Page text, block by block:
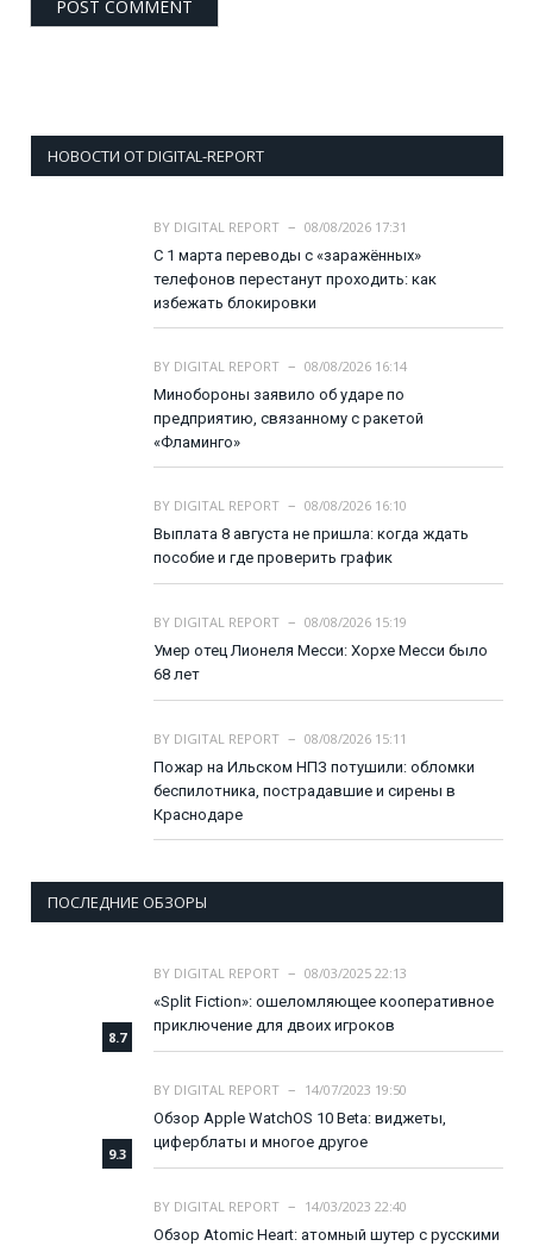
НОВОСТИ ОТ DIGITAL-REPORT
BY DIGITAL REPORT
08/08/2026 17:31
С 1 марта переводы с «заражённых»
телефонов перестанут проходить: как
избежать блокировки
BY DIGITAL REPORT
08/08/2026 16:14
Минобороны заявило об ударе по
предприятию, связанному с ракетой
«Фламинго»
BY DIGITAL REPORT
08/08/2026 16:10
Выплата 8 августа не пришла: когда ждать
пособие и где проверить график
BY DIGITAL REPORT
08/08/2026 15:19
Умер отец Лионеля Месси: Хорхе Месси было
68 лет
BY DIGITAL REPORT
08/08/2026 15:11
Пожар на Ильском НПЗ потушили: обломки
беспилотника, пострадавшие и сирены в
Краснодаре
ПОСЛЕДНИЕ ОБЗОРЫ
8.7
BY DIGITAL REPORT
08/03/2025 22:13
«Split Fiction»: ошеломляющее кооперативное
приключение для двоих игроков
9.3
BY DIGITAL REPORT
14/07/2023 19:50
Обзор Apple WatchOS 10 Beta: виджеты,
циферблаты и многое другое
BY DIGITAL REPORT
14/03/2023 22:40
Обзор Atomic Heart: атомный шутер с русскими